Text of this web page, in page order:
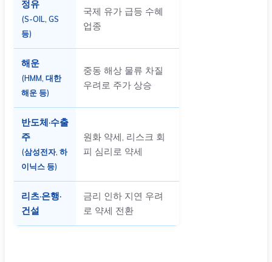
정유
(S-OIL, GS
등)
국제 유가 급등 수혜
업종
해운
(HMM, 대한
해운 등)
중동 해상 물류 차질
우려로 주가 상승
반도체·수출
주
(삼성전자, 하
이닉스 등)
원화 약세, 리스크 회
피 심리로 약세
리츠·은행·
건설
금리 인하 지연 우려
로 약세 전환